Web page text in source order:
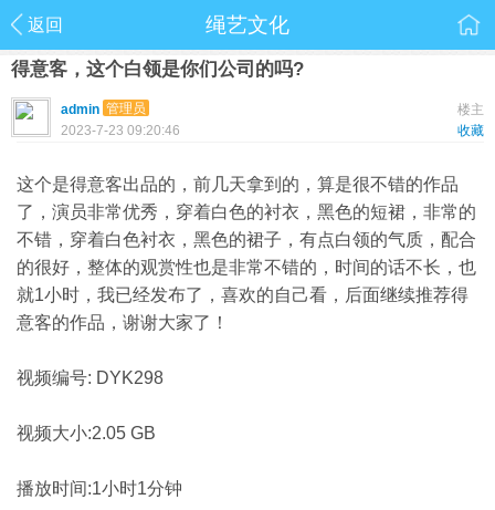
返回 绳艺文化
得意客，这个白领是你们公司的吗?
楼主
admin 管理员
收藏
2023-7-23 09:20:46
这个是得意客出品的，前几天拿到的，算是很不错的作品
了，演员非常优秀，穿着白色的衬衣，黑色的短裙，非常的
不错，穿着白色衬衣，黑色的裙子，有点白领的气质，配合
的很好，整体的观赏性也是非常不错的，时间的话不长，也
就1小时，我已经发布了，喜欢的自己看，后面继续推荐得
意客的作品，谢谢大家了！
视频编号: DYK298
视频大小:2.05 GB
播放时间:1小时1分钟